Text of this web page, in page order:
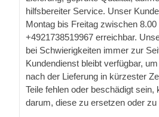
hilfsbereiter Service. Unser
Montag bis Freitag zwischen
+4921738519967 erreichbar.
bei Schwierigkeiten immer zur
Kundendienst bleibt verfügbar,
nach der Lieferung in kürzester
Teile fehlen oder beschädigt sein,
darum, diese zu ersetzen oder zu